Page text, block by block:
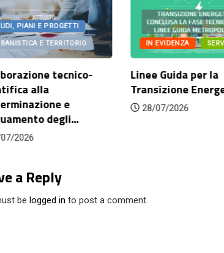
PIANI E PROGETTI
E TERRITORIO
tecnico-
alla
e
degli...
2026
IN EVIDENZA
Linee Guida per la
Transizione
28/07/2026
a Reply
be logged in to post a comment.